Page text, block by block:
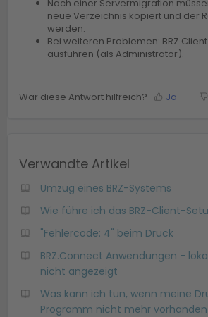
Nach einer Servermigration
neue Verzeichnis kopiert und der
werden.
Bei weiteren Problemen: BRZ
ausführen (als Administrator).
War diese Antwort hilfreich? Ja
Verwandte Artikel
Umzug eines BRZ-Systems
Wie führe ich das BRZ-Client-
"Fehlercode: 4" beim Druck
BRZ.Connect Anwendungen -
nicht angezeigt
Was kann ich tun, wenn meine
Programm nicht mehr vorhanden